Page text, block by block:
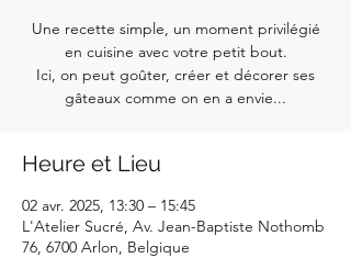
Une recette simple, un moment privilégié
en cuisine avec votre petit bout.
Ici, on peut goûter, créer et décorer ses
gâteaux comme on en a envie...
Heure et Lieu
02 avr. 2025, 13:30 – 15:45
L'Atelier Sucré, Av. Jean-Baptiste Nothomb
76, 6700 Arlon, Belgique